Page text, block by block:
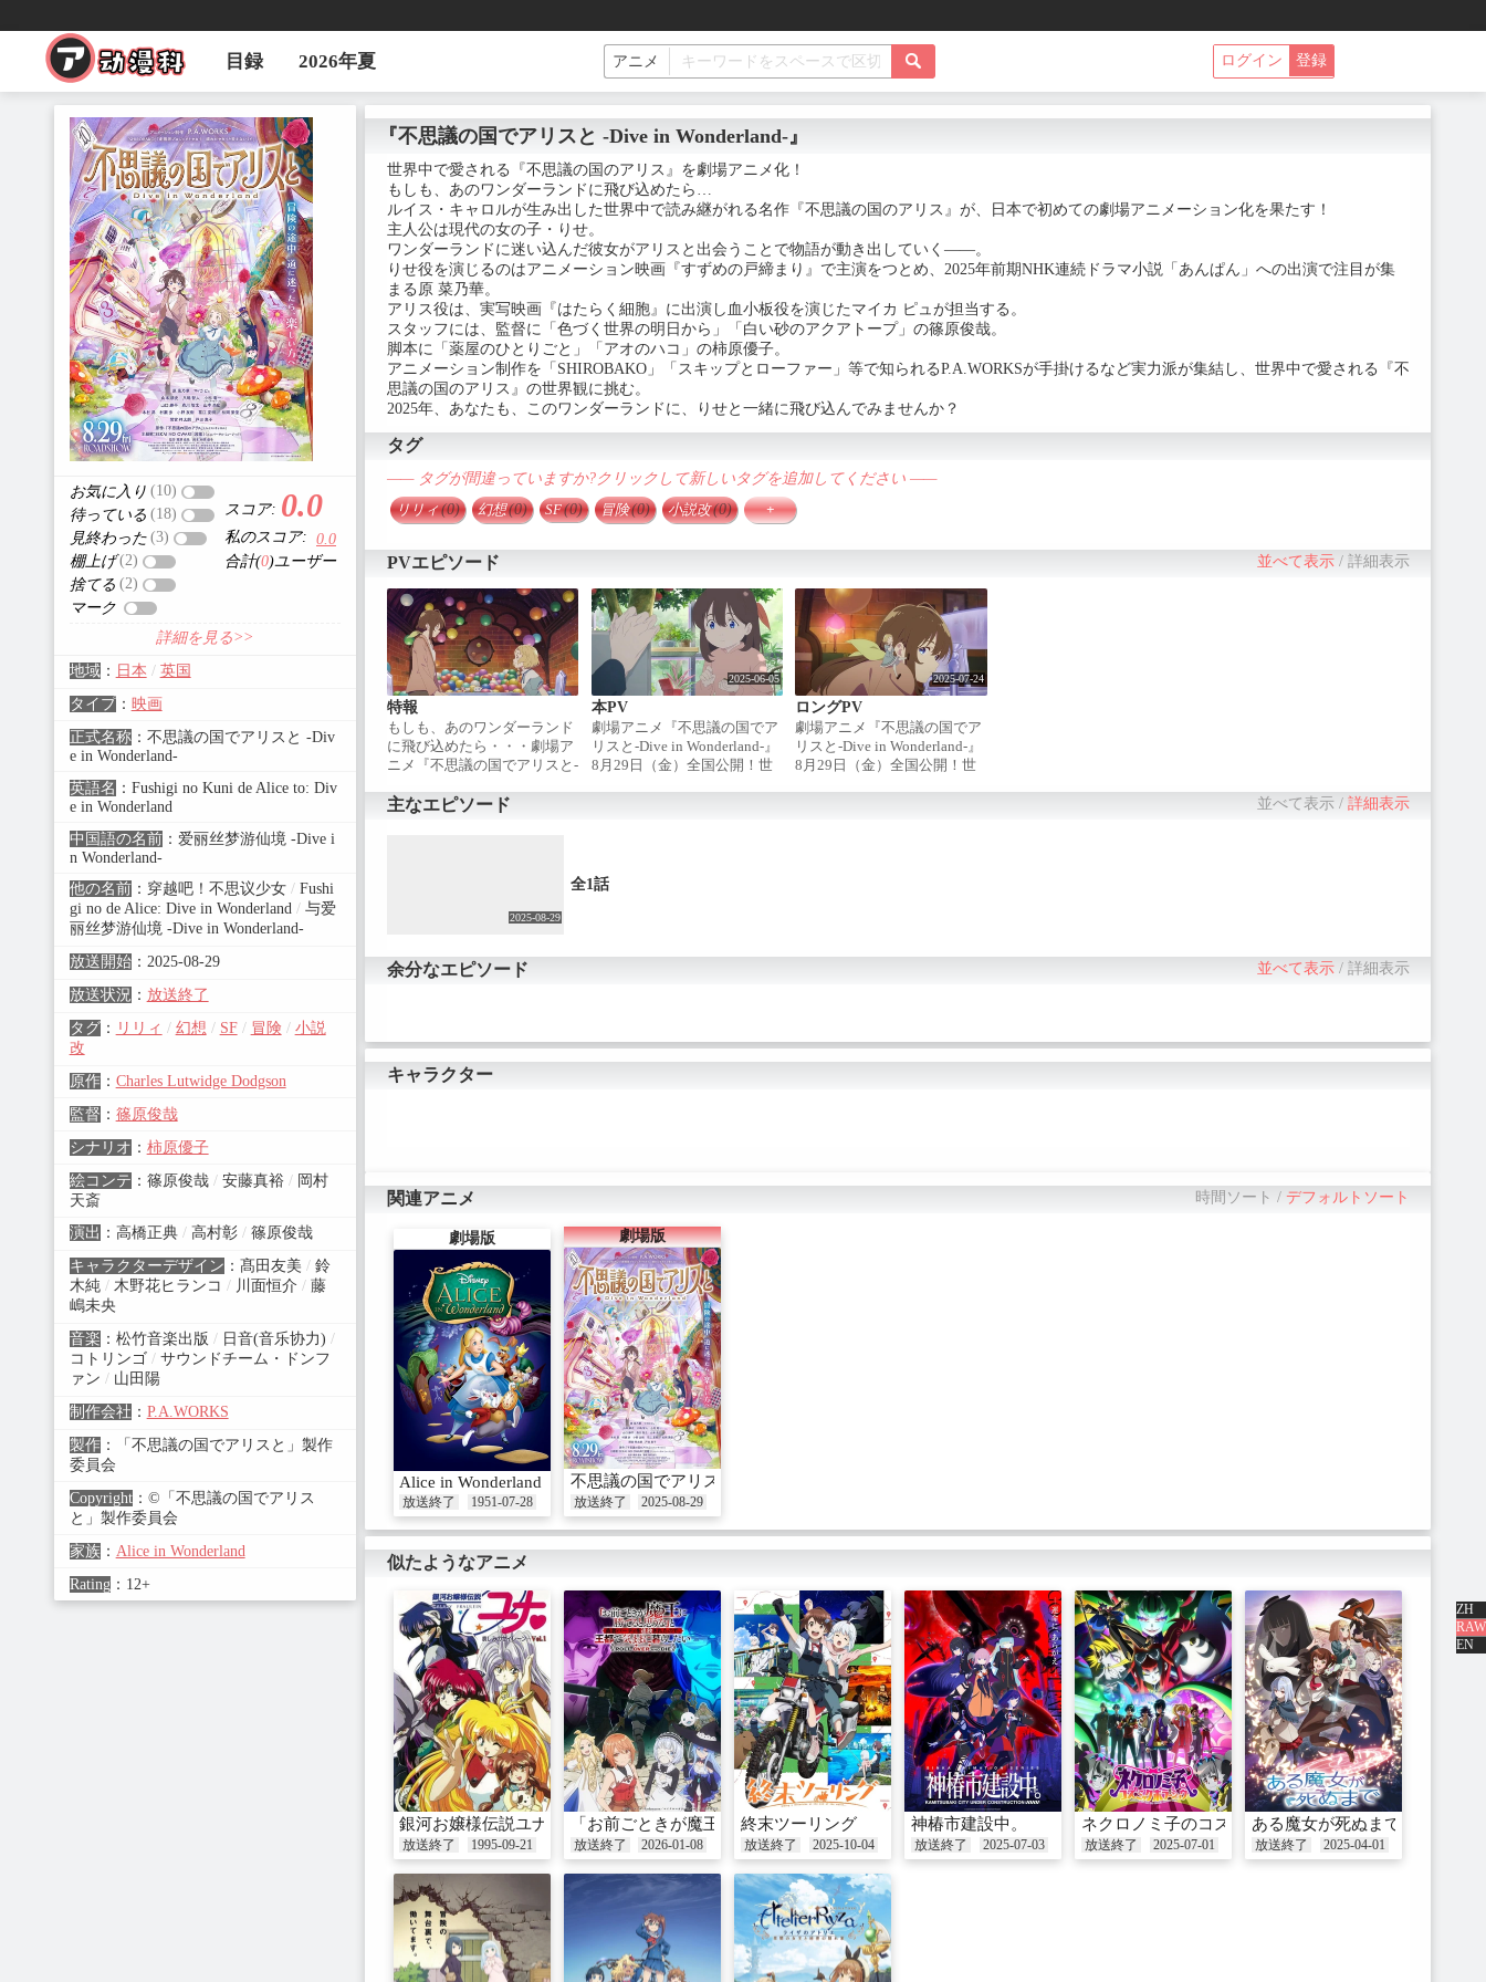
目録 2026年夏 ログイン 登録
ZH
RAW
EN
お気に入り (10)
待っている (18)
見終わった (3)
棚上げ (2)
捨てる (2)
マーク
スコア: 0.0
私のスコア: 0.0
合計(0)ユーザー
詳細を見る>>
地域： 日本 / 英国
タイプ： 映画
正式名称： 不思議の国でアリスと -Div
e in Wonderland-
英語名 ： Fushigi no Kuni de Alice to: Div
e in Wonderland
中国語の名前： 爱丽丝梦游仙境 -Dive i
n Wonderland-
他の名前： 穿越吧！不思议少女 /Fushi
gi no de Alice: Dive in Wonderland /与爱
丽丝梦游仙境 -Dive in Wonderland-
放送開始： 2025-08-29
放送状況 ： 放送終了
タグ： リリィ / 幻想 / SF / 冒険 / 小説
改
原作： Charles Lutwidge Dodgson
監督 ： 篠原俊哉
シナリオ ： 柿原優子
絵コンテ ： 篠原俊哉 /安藤真裕 /岡村
天斎
演出 ： 高橋正典 /高村彰 /篠原俊哉
キャラクターデザイン ： 髙田友美 /鈴
木純 /木野花ヒランコ /川面恒介 /藤
嶋未央
音楽 ： 松竹音楽出版 /日音(音乐协力) /
コトリンゴ /サウンドチーム・ドンフ
ァン /山田陽
制作会社 ： P.A.WORKS
製作：
「不思議の国でアリスと」製作
委員会
Copyright： ©「不思議の国でアリス
と」製作委員会
家族： Alice in Wonderland
Rating： 12+
『不思議の国でアリスと -Dive in Wonderland-』
世界中で愛される『不思議の国のアリス』を劇場アニメ化！
もしも、あのワンダーランドに飛び込めたら…
ルイス・キャロルが生み出した世界中で読み継がれる名作『不思議の国のアリス』が、日本で初めての劇場アニメーション化を果たす！
主人公は現代の女の子・りせ。
ワンダーランドに迷い込んだ彼女がアリスと出会うことで物語が動き出していく――。
りせ役を演じるのはアニメーション映画『すずめの戸締まり』で主演をつとめ、2025年前期NHK連続ドラマ小説「あんぱん」への出演で注目が集
まる原 菜乃華。
アリス役は、実写映画『はたらく細胞』に出演し血小板役を演じたマイカ ピュが担当する。
スタッフには、監督に「色づく世界の明日から」「白い砂のアクアトープ」の篠原俊哉。
脚本に「薬屋のひとりごと」「アオのハコ」の柿原優子。
アニメーション制作を「SHIROBAKO」「スキップとローファー」等で知られるP.A.WORKSが手掛けるなど実力派が集結し、世界中で愛される『不
思議の国のアリス』の世界観に挑む。
2025年、あなたも、このワンダーランドに、りせと一緒に飛び込んでみませんか？
タグ
—— タグが間違っていますか?クリックして新しいタグを追加してください ——
リリィ(0) 幻想(0) SF(0) 冒険(0) 小説改(0) +
PVエピソード 並べて表示/ 詳細表示
特報
もしも、あのワンダーランド
に飛び込めたら・・・劇場ア
ニメ『不思議の国でアリスと-
（金）全国公開！世界中で愛
菜乃華 マイカ ピュ / 原作：
ス・キャロル)監督：篠原俊哉
/ 脚本：柿原優子 / アニメーシ
製作委員会
2025-06-05
本PV
劇場アニメ『不思議の国でア
リスと-Dive in Wonderland-』
8月29日（金）全国公開！世
へ / あの世界的名作『不思議
の国のアリス』が、日本で初
「SHIROBAKO」『劇場版プ
「白い砂のアクアトープ」の
篠原俊哉、脚本を、「薬屋の
大学生・りせ役を、アニメ映
画『すずめの戸締まり』で主
演を務めた原菜乃華、アリス
役を、実写映画『はたらく細
胞』で血小板役を演じたマイ
カ ピュ。さらに、松岡茉優、
山本耕史、八嶋智人、小杉竜
一（ブラックマヨネーズ）、
山口勝平、森川智之、山本高
広、間宮祥太朗、戸田恵子ら
超豪華キャストが集結。夢見
るすべての人に、まだ誰も体
験したことのない“不思議の
国”への扉が開く。【ストー
リー】失敗しないように空気
を読んでるはずなのに、みん
なと同じようにやってるの
に、なんでうまくいかないん
大学生の安曇野りせは、ある
日、亡き祖母が遺した招待状
に導かれて、”不思議の国“へ
と入り込んでしまう。そこで
アリスという少女と出会い、
一緒に旅をすることに。白ウ
サギや青虫、ハートの女王に
トランプ兵、マッドハッター
と三月ウサギ、ハンプティダ
ンプティ、双子のトゥイード
ルダムとトゥイードルディー
にチェシャ猫に……次々にり
せの前に現れるへんてこりん
な不思議の国の住人たち！そ
して、巻き起こるハチャメチ
ャな大騒動！？アリスとめぐ
る、とびっきりおかしな冒険
で、りせはどんな未来を選ぶ
のか――この冒険で、明日が
きっと笑顔に変わる / 【声の
出演】原 菜乃華 マイカ ピュ
2025-07-24
ロングPV
劇場アニメ『不思議の国でア
リスと-Dive in Wonderland-』
8月29日（金）全国公開！世
「SHIROBAKO」『劇場版プ
「白い砂のアクアトープ」の
篠原俊哉、脚本を、「薬屋の
なと同じようにやってるの
に、なんでうまくいかないん
大学生の安曇野りせは、ある
日、亡き祖母が遺した招待状
に導かれて、”不思議の国“へ
と入り込んでしまう。そこで
アリスという少女と出会い、
一緒に旅をすることに。白ウ
サギや青虫、ハートの女王に
トランプ兵、マッドハッター
と三月ウサギ、ハンプティダ
ンプティ、双子のトゥイード
ルダムとトゥイードルディー
にチェシャ猫に……次々にり
せの前に現れるへんてこりん
な不思議の国の住人たち！そ
して、巻き起こるハチャメチ
ャな大騒動！？アリスとめぐ
る、とびっきりおかしな冒険
で、りせはどんな未来を選ぶ
のか――この冒険で、明日が
きっと笑顔に変わる / 【声の
出演】原 菜乃華 マイカ ピュ
主なエピソード 並べて表示/ 詳細表示
2025-08-29
全1話
余分なエピソード 並べて表示/ 詳細表示
キャラクター
関連アニメ 時間ソート / デフォルトソート
劇場版
Alice in Wonderland
放送終了 1951-07-28
劇場版
不思議の国でアリスと -Dive in Wonderland-
放送終了 2025-08-29
似たようなアニメ
銀河お嬢様伝説ユナ～哀しみのセイレーン～
放送終了 1995-09-21
「お前ごときが魔王に勝てると思うな」と勇者パーティを追放されたので、王都で気ままに暮らしたい
放送終了 2026-01-08
終末ツーリング
放送終了 2025-10-04
神椿市建設中。
放送終了 2025-07-03
ネクロノミ子のコズミックホラーショウ
放送終了 2025-07-01
ある魔女が死ぬまで
放送終了 2025-04-01